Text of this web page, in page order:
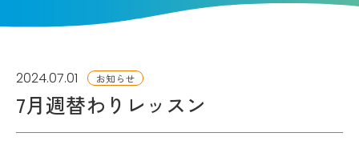
2024.07.01 お知らせ
7月週替わりレッスン